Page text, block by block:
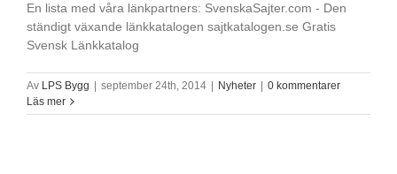
En lista med våra länkpartners: SvenskaSajter.com - Den
ständigt växande länkkatalogen sajtkatalogen.se Gratis
Svensk Länkkatalog
Av LPS Bygg september 24th, 2014 Nyheter
0 kommentarer
Läs mer